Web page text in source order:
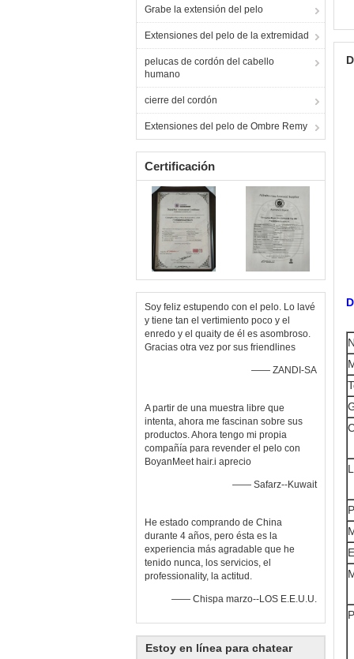
Grabe la extensión del pelo
Extensiones del pelo de la extremidad
pelucas de cordón del cabello
humano
cierre del cordón
Extensiones del pelo de Ombre Remy
Certificación
Soy feliz estupendo con el pelo. Lo lavé
y tiene tan el vertimiento poco y el
enredo y el quaity de él es asombroso.
Gracias otra vez por sus friendlines
—— ZANDI-SA
A partir de una muestra libre que
intenta, ahora me fascinan sobre sus
productos. Ahora tengo mi propia
compañía para revender el pelo con
BoyanMeet hair.i aprecio
—— Safarz--Kuwait
He estado comprando de China
durante 4 años, pero ésta es la
experiencia más agradable que he
tenido nunca, los servicios, el
professionality, la actitud.
—— Chispa marzo--LOS E.E.U.U.
Estoy en línea para chatear